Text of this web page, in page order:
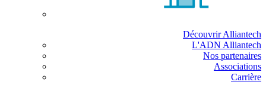
Découvrir Alliantech
L'ADN Alliantech
Nos partenaires
Associations
Carrière